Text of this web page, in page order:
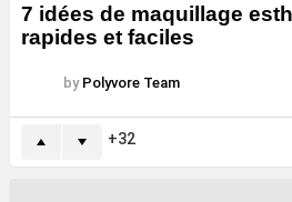
7 idées de maquillage
rapides et faciles
by Polyvore Team
32